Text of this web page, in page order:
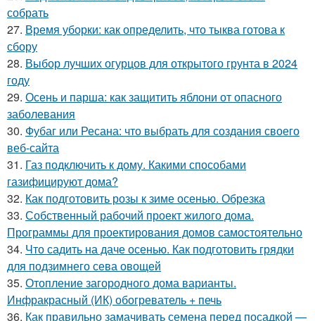
собрать
27. Время уборки: как определить, что тыква готова к
сбору
28. Выбор лучших огурцов для открытого грунта в 2024
году
29. Осень и парша: как защитить яблони от опасного
заболевания
30. Фубаг или Ресана: что выбрать для создания своего
веб-сайта
31. Газ подключить к дому. Какими способами
газифицируют дома?
32. Как подготовить розы к зиме осенью. Обрезка
33. Собственный рабочий проект жилого дома.
Программы для проектирования домов самостоятельно
34. Что садить на даче осенью. Как подготовить грядки
для подзимнего сева овощей
35. Отопление загородного дома варианты.
Инфракрасный (ИК) обогреватель + печь
36. Как правильно замачивать семена перед посадкой —